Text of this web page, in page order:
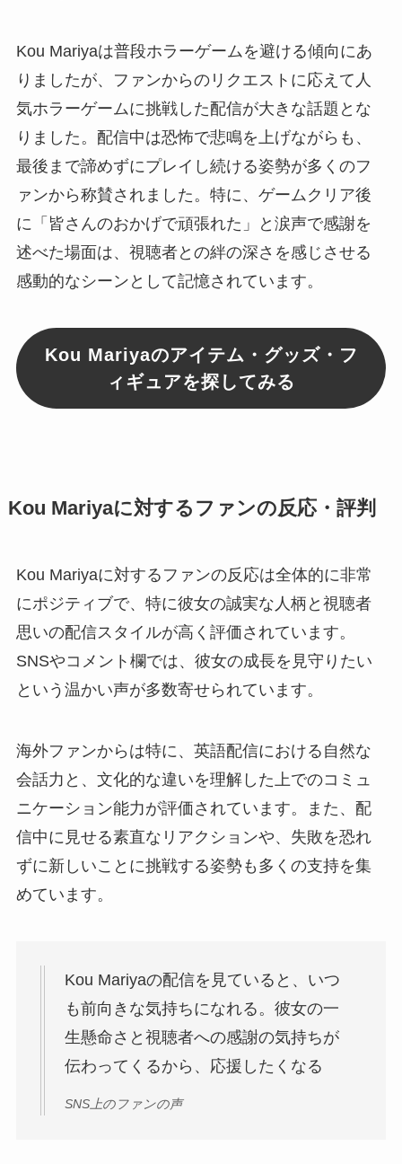
Kou Mariyaは普段ホラーゲームを避ける傾向にあ
りましたが、ファンからのリクエストに応えて人
気ホラーゲームに挑戦した配信が大きな話題とな
りました。配信中は恐怖で悲鳴を上げながらも、
最後まで諦めずにプレイし続ける姿勢が多くのフ
ァンから称賛されました。特に、ゲームクリア後
に「皆さんのおかげで頑張れた」と涙声で感謝を
述べた場面は、視聴者との絆の深さを感じさせる
感動的なシーンとして記憶されています。
Kou Mariyaのアイテム・グッズ・フ
ィギュアを探してみる
Kou Mariyaに対するファンの反応・評判
Kou Mariyaに対するファンの反応は全体的に非常
にポジティブで、特に彼女の誠実な人柄と視聴者
思いの配信スタイルが高く評価されています。
SNSやコメント欄では、彼女の成長を見守りたい
という温かい声が多数寄せられています。
海外ファンからは特に、英語配信における自然な
会話力と、文化的な違いを理解した上でのコミュ
ニケーション能力が評価されています。また、配
信中に見せる素直なリアクションや、失敗を恐れ
ずに新しいことに挑戦する姿勢も多くの支持を集
めています。
Kou Mariyaの配信を見ていると、いつ
も前向きな気持ちになれる。彼女の一
生懸命さと視聴者への感謝の気持ちが
伝わってくるから、応援したくなる
SNS上のファンの声